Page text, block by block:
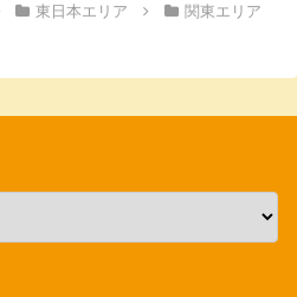
東日本エリア 関東エリア